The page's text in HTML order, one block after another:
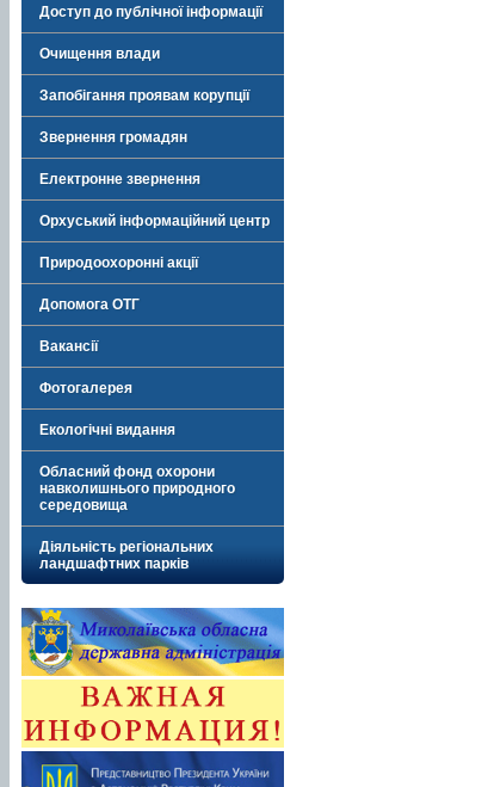
Доступ до публічної інформації
Очищення влади
Запобігання проявам корупції
Звернення громадян
Електронне звернення
Орхуський інформаційний центр
Природоохоронні акції
Допомога ОТГ
Вакансії
Фотогалерея
Екологічні видання
Обласний фонд охорони
навколишнього природного
середовища
Діяльність регіональних
ландшафтних парків